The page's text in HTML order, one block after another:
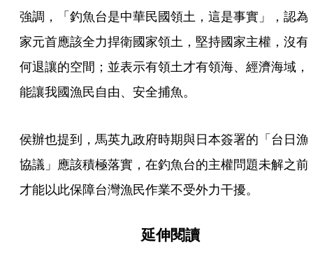
強調，「釣魚台是中華民國領土，這是事實」，認為
家元首應該全力捍衛國家領土，堅持國家主權，沒有
何退讓的空間；並表示有領土才有領海、經濟海域，
能讓我國漁民自由、安全捕魚。
侯辦也提到，馬英九政府時期與日本簽署的「台日漁
協議」應該積極落實，在釣魚台的主權問題未解之前
才能以此保障台灣漁民作業不受外力干擾。
延伸閱讀